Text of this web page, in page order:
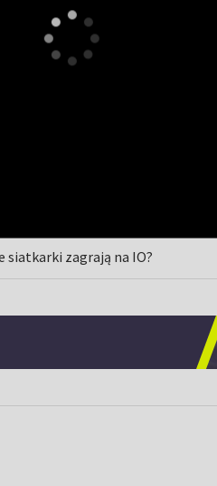
siatkarki zagrają na IO?